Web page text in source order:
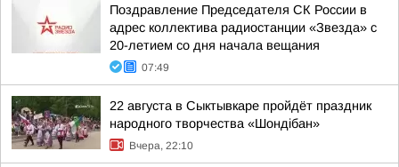
Поздравление Председателя СК России в
адрес коллектива радиостанции «Звезда» с
20-летием со дня начала вещания
07:49
22 августа в Сыктывкаре пройдёт праздник
народного творчества «Шондібан»
Вчера, 22:10